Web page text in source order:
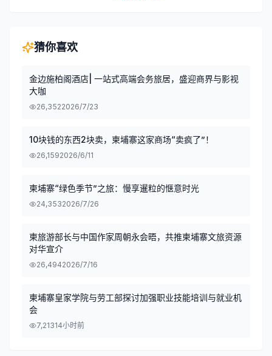
猜你喜欢
金边施柏阁酒店| 一站式高端会务旅居，盛迎商界与影视
大咖
26,3522026/7/23
10块钱的东西2块卖，柬埔寨这家商场“卖疯了”！
26,1592026/6/11
柬埔寨“绿色季节”之旅：慢享暹粒的惬意时光
24,3532026/7/26
柬旅游部长与中国作家周朝永会晤，共推柬埔寨文旅资源
对华宣介
26,4942026/7/16
柬埔寨皇家学院与劳工部探讨加强职业技能培训与就业机
会
7,21314小时前